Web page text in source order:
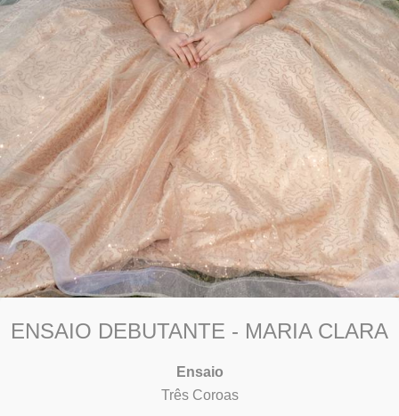
ENSAIO DEBUTANTE - MARIA CLARA
Ensaio
Três Coroas